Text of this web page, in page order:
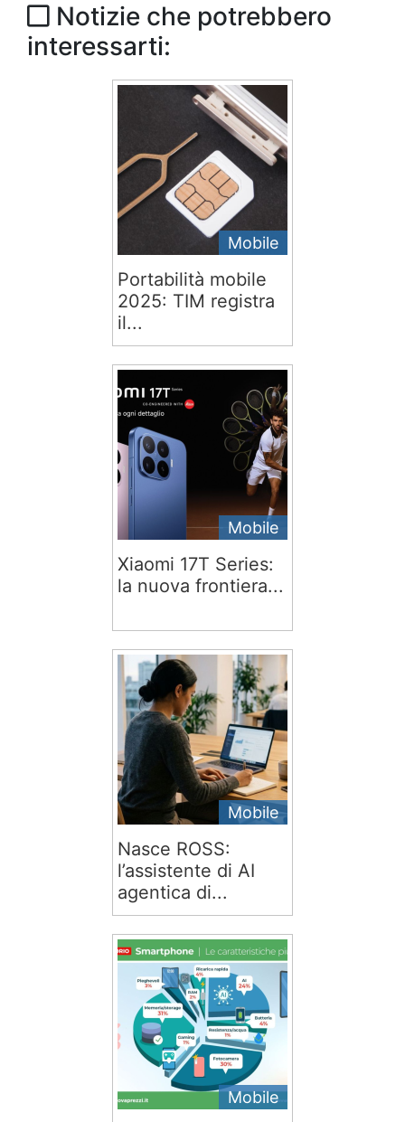
Notizie che potrebbero
interessarti:
Mobile
Portabilità mobile
2025: TIM registra
il...
Mobile
Xiaomi 17T Series:
la nuova frontiera...
Mobile
Nasce ROSS:
l’assistente di AI
agentica di...
Mobile